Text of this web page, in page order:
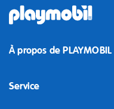
À propos de PLAYMOBIL
Service